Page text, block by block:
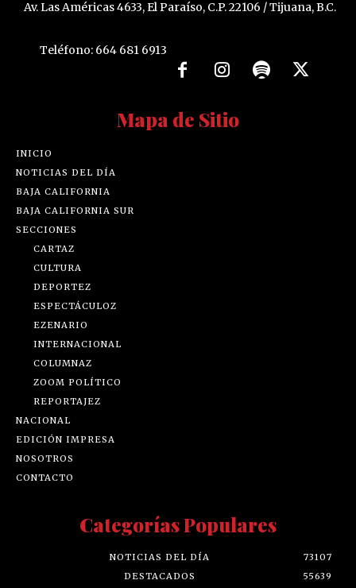
Av. Las Américas 4633, El Paraíso, C.P. 22106 / Tijuana, B.C.
Teléfono: 664 681 6913
Mapa de Sitio
INICIO
NOTICIAS DEL DÍA
BAJA CALIFORNIA
BAJA CALIFORNIA SUR
SECCIONES
CARTAZ
CULTURA
DEPORTEZ
ESPECTÁCULOZ
EZENARIO
INTERNACIONAL
COLUMNAZ
ZOOM POLÍTICO
REPORTAJEZ
NACIONAL
EDICIÓN IMPRESA
NOSOTROS
CONTACTO
Categorías Populares
NOTICIAS DEL DÍA
73107
DESTACADOS
55639